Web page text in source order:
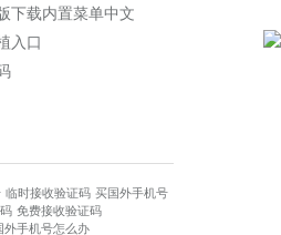
下载内置菜单中文
入口
临时接收验证码 买国外手机号
免费接收验证码
外手机号怎么办